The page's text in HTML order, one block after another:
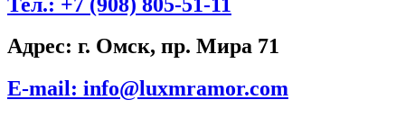
Адрес: г. Омск, пр. Мира 71
E-mail: info@luxmramor.com